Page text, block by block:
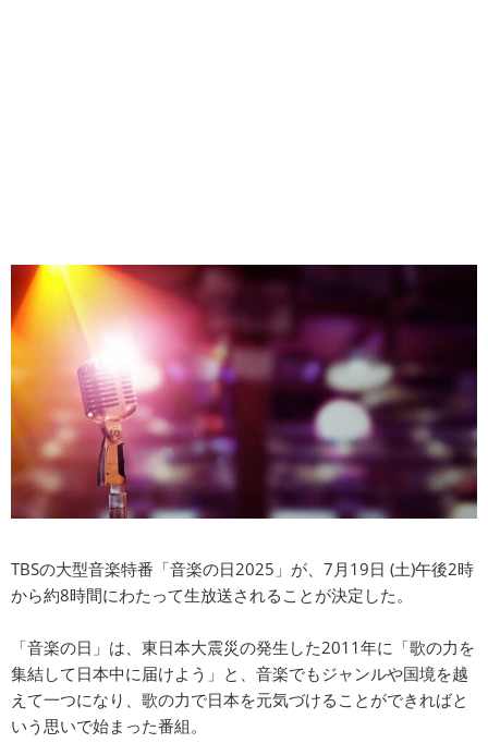
TBSの大型音楽特番「音楽の日2025」が、7月19日 (土)午後2時
から約8時間にわたって生放送されることが決定した。
「音楽の日」は、東日本大震災の発生した2011年に「歌の力を
集結して日本中に届けよう」と、音楽でもジャンルや国境を越
えて一つになり、歌の力で日本を元気づけることができればと
いう思いで始まった番組。